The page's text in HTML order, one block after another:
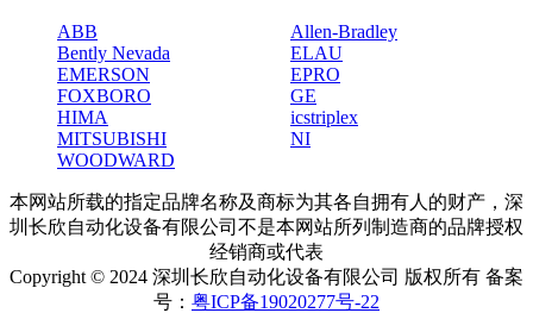
ABB
Allen-Bradley
Bently Nevada
ELAU
EMERSON
EPRO
FOXBORO
GE
HIMA
icstriplex
MITSUBISHI
NI
WOODWARD
本网站所载的指定品牌名称及商标为其各自拥有人的财产，深
圳长欣自动化设备有限公司不是本网站所列制造商的品牌授权
经销商或代表
Copyright © 2024 深圳长欣自动化设备有限公司 版权所有 备案
号： 粤ICP备19020277号-22